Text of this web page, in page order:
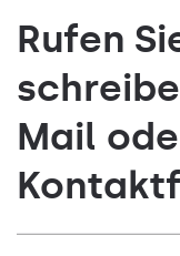
Rufen
Mail